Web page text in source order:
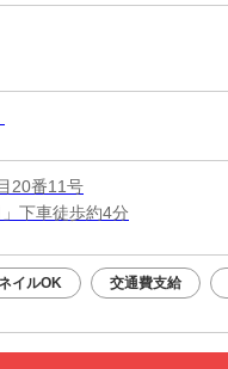
20番11号
下車徒歩約4分
イルOK 交通費支給